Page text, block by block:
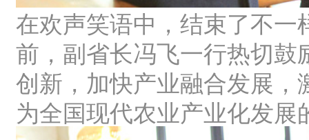
在欢声笑语中，结束了不
前，副省长冯飞一行热切
创新，加快产业融合发展
为全国现代农业产业化发展